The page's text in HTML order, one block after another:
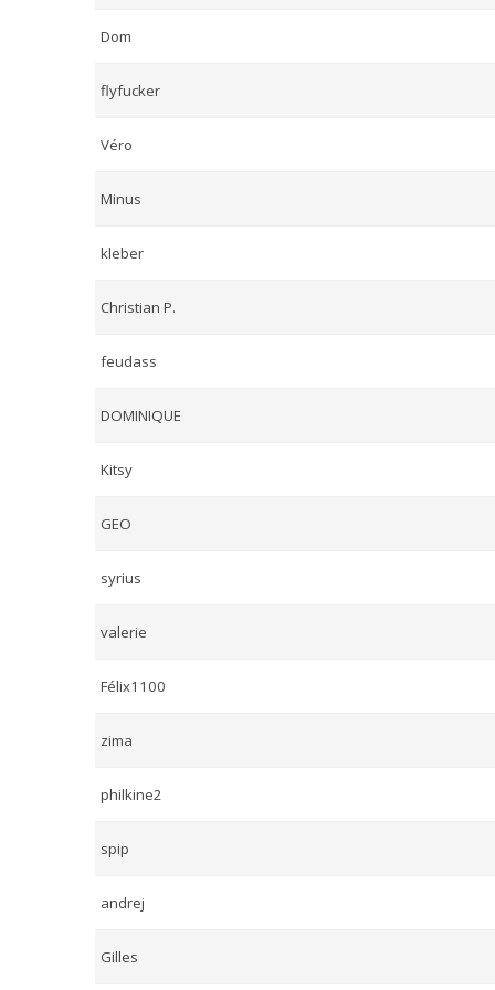
Dom
flyfucker
Véro
Minus
kleber
Christian P.
feudass
DOMINIQUE
Kitsy
GEO
syrius
valerie
Félix1100
zima
philkine2
spip
andrej
Gilles